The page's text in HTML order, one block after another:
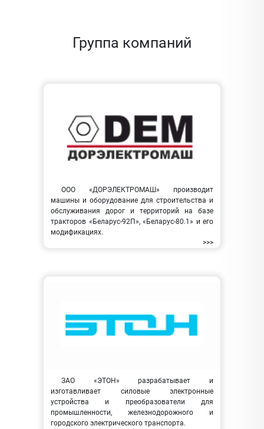
Группа компаний
ООО «ДОРЭЛЕКТРОМАШ» производит
машины и оборудование для строительства и
обслуживания дорог и территорий на базе
тракторов «Беларус-92П», «Беларус-80.1» и его
модификациях.
>>>
ЗАО «ЭТОН» разрабатывает и
изготавливает силовые электронные
устройства и преобразователи для
промышленности, железнодорожного и
городского электрического транспорта.